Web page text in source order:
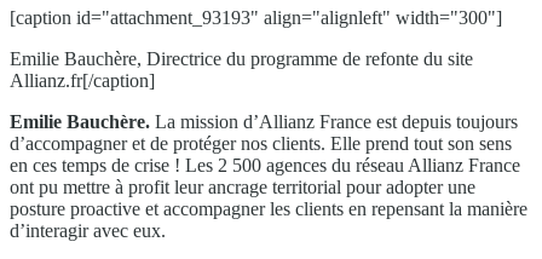
[caption id="attachment_93193" align="alignleft" width="300"]
Emilie Bauchère, Directrice du programme de refonte du site
Allianz.fr[/caption]
Emilie Bauchère. La mission d’Allianz France est depuis toujours
d’accompagner et de protéger nos clients. Elle prend tout son sens
en ces temps de crise ! Les 2 500 agences du réseau Allianz France
ont pu mettre à profit leur ancrage territorial pour adopter une
posture proactive et accompagner les clients en repensant la manière
d’interagir avec eux.